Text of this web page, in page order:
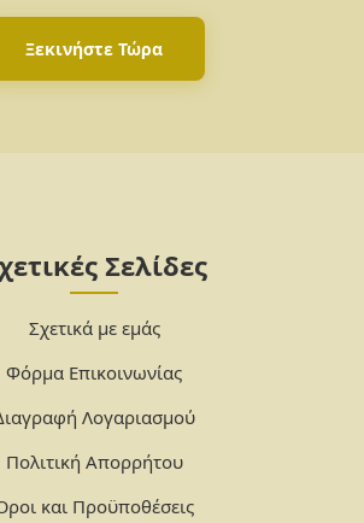
Ξεκινήστε Τώρα
Σελίδες
Σχετικά με εμάς
Φόρμα Επικοινωνίας
Λογαριασμού
Πολιτική Απορρήτου
και Προϋποθέσεις